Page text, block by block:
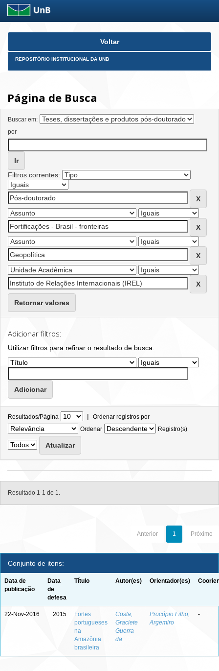
Skip
Voltar
REPOSITÓRIO INSTITUCIONAL DA UNB
Página de Busca
Buscar em:
por
Filtros correntes:
Retornar valores
Adicionar filtros:
Utilizar filtros para refinar o resultado de busca.
Resultados/Página | Ordenar registros por
Ordenar
Registro(s)
Resultado 1-1 de 1.
Anterior 1 Próximo
Conjunto de itens:
Data de
publicação
Data
de
defesa
Título Autor(es) Orientador(es)
22-Nov-2016 2015
Fortes
portugueses
na
Amazônia
brasileira
Costa,
Graciete
Guerra
da
Procópio Filho,
Argemiro
-